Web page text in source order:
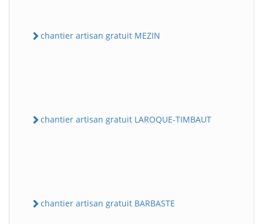
chantier artisan gratuit MEZIN
chantier artisan gratuit LAROQUE-TIMBAUT
chantier artisan gratuit BARBASTE